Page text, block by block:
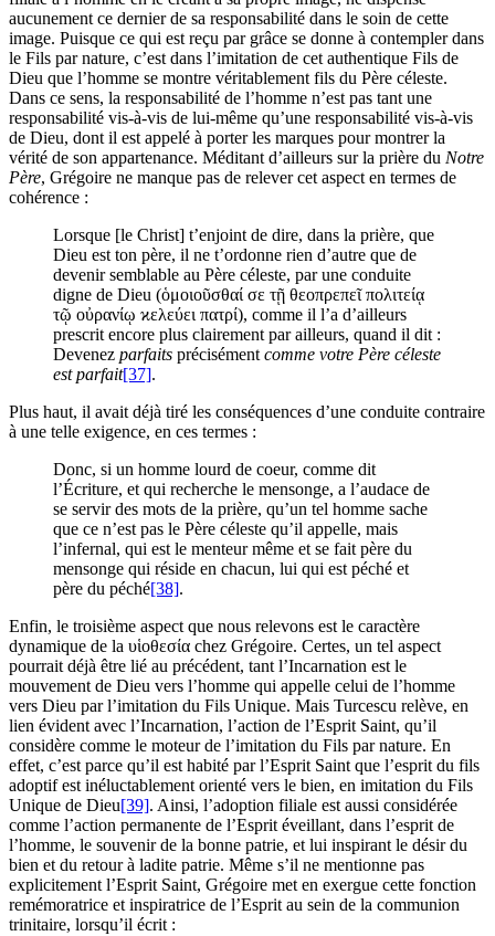
aucunement ce dernier de sa responsabilité dans le soin de cette
image. Puisque ce qui est reçu par grâce se donne à contempler dans
le Fils par nature, c’est dans l’imitation de cet authentique Fils de
Dieu que l’homme se montre véritablement fils du Père céleste.
Dans ce sens, la responsabilité de l’homme n’est pas tant une
responsabilité vis-à-vis de lui-même qu’une responsabilité vis-à-vis
de Dieu, dont il est appelé à porter les marques pour montrer la
vérité de son appartenance. Méditant d’ailleurs sur la prière du Notre
Père, Grégoire ne manque pas de relever cet aspect en termes de
cohérence :
Lorsque [le Christ] t’enjoint de dire, dans la prière, que
Dieu est ton père, il ne t’ordonne rien d’autre que de
devenir semblable au Père céleste, par une conduite
digne de Dieu (ὁμοιοῦσθαί σε τῇ θεοπρεπεῖ πολιτείᾳ
τῷ οὐρανίῳ ϰελεύει πατρί), comme il l’a d’ailleurs
prescrit encore plus clairement par ailleurs, quand il dit :
Devenez parfaits précisément comme votre Père céleste
est parfait[37].
Plus haut, il avait déjà tiré les conséquences d’une conduite contraire
à une telle exigence, en ces termes :
Donc, si un homme lourd de coeur, comme dit
l’Écriture, et qui recherche le mensonge, a l’audace de
se servir des mots de la prière, qu’un tel homme sache
que ce n’est pas le Père céleste qu’il appelle, mais
l’infernal, qui est le menteur même et se fait père du
mensonge qui réside en chacun, lui qui est péché et
père du péché[38].
Enfin, le troisième aspect que nous relevons est le caractère
dynamique de la υἱοθεσία chez Grégoire. Certes, un tel aspect
pourrait déjà être lié au précédent, tant l’Incarnation est le
mouvement de Dieu vers l’homme qui appelle celui de l’homme
vers Dieu par l’imitation du Fils Unique. Mais Turcescu relève, en
lien évident avec l’Incarnation, l’action de l’Esprit Saint, qu’il
considère comme le moteur de l’imitation du Fils par nature. En
effet, c’est parce qu’il est habité par l’Esprit Saint que l’esprit du fils
adoptif est inéluctablement orienté vers le bien, en imitation du Fils
Unique de Dieu[39]. Ainsi, l’adoption filiale est aussi considérée
comme l’action permanente de l’Esprit éveillant, dans l’esprit de
l’homme, le souvenir de la bonne patrie, et lui inspirant le désir du
bien et du retour à ladite patrie. Même s’il ne mentionne pas
explicitement l’Esprit Saint, Grégoire met en exergue cette fonction
remémoratrice et inspiratrice de l’Esprit au sein de la communion
trinitaire, lorsqu’il écrit :